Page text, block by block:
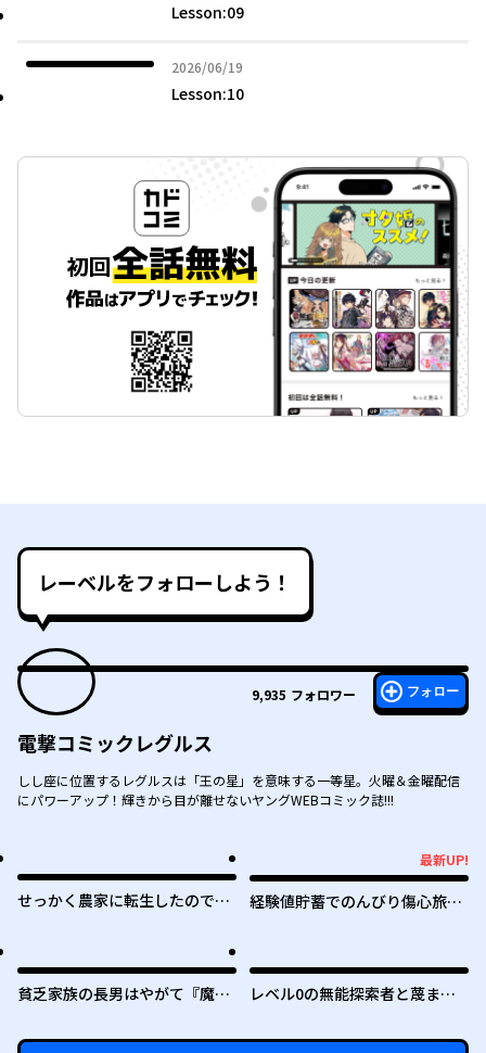
Lesson:09
2026/06/19
2026年06月19日
Lesson:10
レーベルをフォローしよう！
9,935 フォロワー フォロー
電撃コミックレグルス
しし座に位置するレグルスは「王の星」を意味する一等星。火曜＆金曜配信
にパワーアップ！輝きから目が離せないヤングWEBコミック誌!!!
せっかく農家に転生したので勇
最新UP!
経験値貯蓄でのんびり傷心旅行
貧乏家族の長男はやがて『魔
レベル0の無能探索者と蔑まれ
ンキング1位は謎の人～